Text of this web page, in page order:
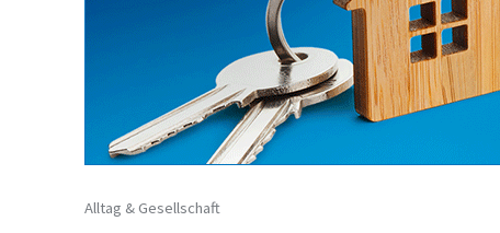
Alltag & Gesellschaft